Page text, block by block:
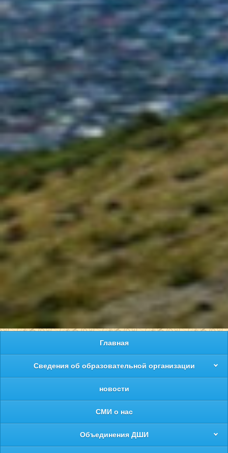
Главная
Сведения об образовательной организации
новости
СМИ о нас
Объединения ДШИ